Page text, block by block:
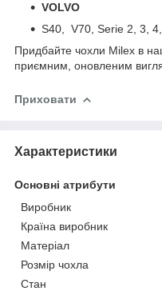
VOLVO
S40, V70, Serie 2, 3,
Придбайте чохли Milex в
приємним, оновленим
Приховати
Характеристики
Основні атрибути
Виробник
Країна виробник
Матеріал
Розмір чохла
Стан